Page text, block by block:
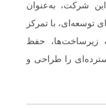
شرکت، به‌عنوان
توسعه‌ای، با تمرکز
زیرساخت‌ها، حفظ
را طراحی و